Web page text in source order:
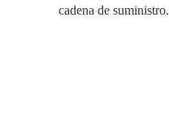
cadena de suministro.